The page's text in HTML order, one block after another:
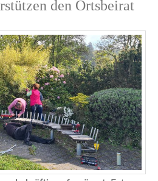
den Ortsbeirat